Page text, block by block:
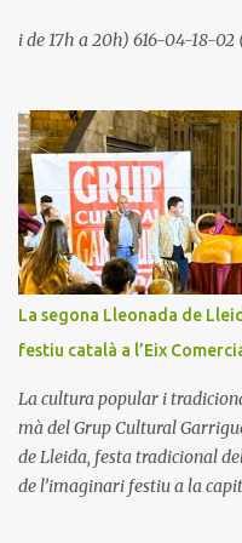
2.Telefon:
i de 17h a 20h) 616-04-18-
25002 Lleida 4.Per el Correu
nosaltres! Pots contactar
senzill formulari, directe i
La segona Lleonada de
festiu català a l’Eix
La cultura popular i
mà del Grup Cultural
de Lleida, festa tradicional
de l’imaginari festiu a la